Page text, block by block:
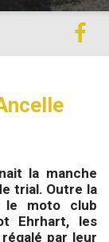
la manche
trial. Outre la
le moto club
Ehrhart, les
par leur